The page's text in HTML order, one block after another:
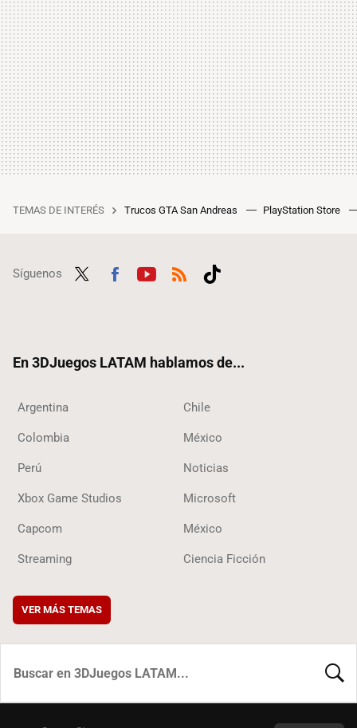
TEMAS DE INTERÉS Trucos GTA San Andreas PlayStation Store
Síguenos
En 3DJuegos LATAM hablamos de...
Argentina Chile
Colombia México
Perú Noticias
Xbox Game Studios Microsoft
Capcom México
Streaming Ciencia Ficción
VER MÁS TEMAS